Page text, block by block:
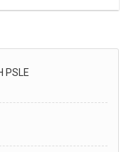
PSLE
(PR) năm học